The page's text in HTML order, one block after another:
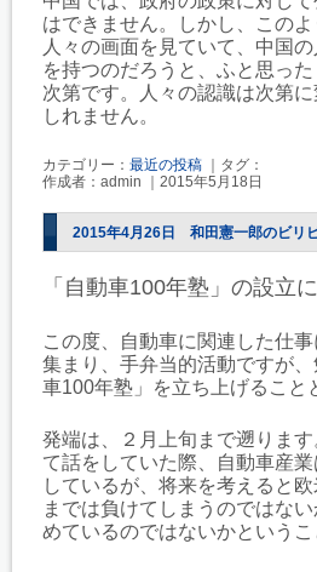
はできません。しかし、このよ
人々の画面を見ていて、中国
を持つのだろうと、ふと思った
次第です。人々の認識は次第
しれません。
カテゴリー： 最近の投稿 ｜タグ：
作成者：admin ｜2015年5月18日
2015年4月26日 和田憲一郎のビリ
「自動車100年塾」の設立
この度、自動車に関連した仕
集まり、手弁当的活動ですが、
車100年塾」を立ち上げること
発端は、２月上旬まで遡りま
て話をしていた際、自動車産
しているが、将来を考えると
までは負けてしまうのではな
めているのではないかという